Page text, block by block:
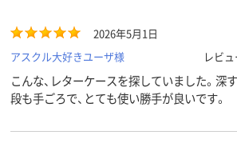
2026年5月1日
アスクル大好きユーザ様
レビ
こんな、レターケースを探していました。深
段も手ごろで、とても使い勝手が良いです。